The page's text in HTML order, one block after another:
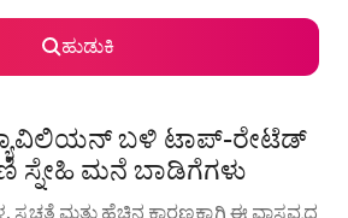
ಹುಡುಕಿ
ಬಳಿ ಟಾಪ್-ರೇಟೆಡ್
ಸ್ನೇಹಿ ಮನೆ ಬಾಡಿಗೆಗಳು
ಸ್ವಚ್ಛತೆ ಮತ್ತು ಹೆಚ್ಚಿನ ಕಾರಣಕ್ಕಾಗಿ ಈ ವಾಸ್ತವ್ಯದ